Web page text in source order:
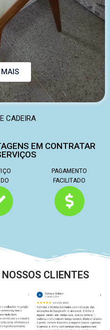
CADEIRA
EM CONTRATAR
PAGAMENTO
FACILITADO
CLIENTES